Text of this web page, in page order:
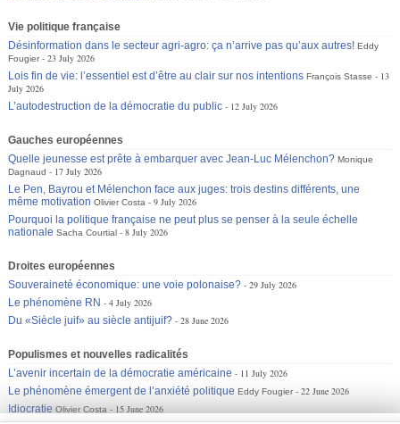
Vie politique française
Désinformation dans le secteur agri-agro: ça n’arrive pas qu’aux autres! Eddy
Fougier
23 July 2026
Lois fin de vie: l’essentiel est d’être au clair sur nos intentions François Stasse
13
July 2026
L’autodestruction de la démocratie du public
12 July 2026
Gauches européennes
Quelle jeunesse est prête à embarquer avec Jean-Luc Mélenchon? Monique
Dagnaud
17 July 2026
Le Pen, Bayrou et Mélenchon face aux juges: trois destins différents, une
même motivation Olivier Costa
9 July 2026
Pourquoi la politique française ne peut plus se penser à la seule échelle
nationale Sacha Courtial 8 July 2026
Droites européennes
Souveraineté économique: une voie polonaise?
29 July 2026
Le phénomène RN
4 July 2026
Du «Siècle juif» au siècle antijuif?
28 June 2026
Populismes et nouvelles radicalités
L’avenir incertain de la démocratie américaine
11 July 2026
Le phénomène émergent de l’anxiété politique Eddy Fougier
22 June 2026
Idiocratie Olivier Costa 15 June 2026